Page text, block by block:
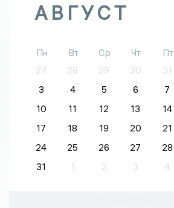
АВГУСТ
Пн Вт Ср Чт Пт
27
28 29 30 31
3
4 5 6 7
10
11 12 13 14
17
18 19 20 21
24
25 26 27 28
31
1 2 3 4